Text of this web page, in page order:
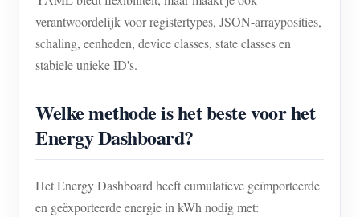
verantwoordelijk voor registertypes, JSON-arrayposities,
schaling, eenheden, device classes, state classes en
stabiele unieke ID's.
Welke methode is het beste voor het
Energy Dashboard?
Het Energy Dashboard heeft cumulatieve geïmporteerde
en geëxporteerde energie in kWh nodig met: